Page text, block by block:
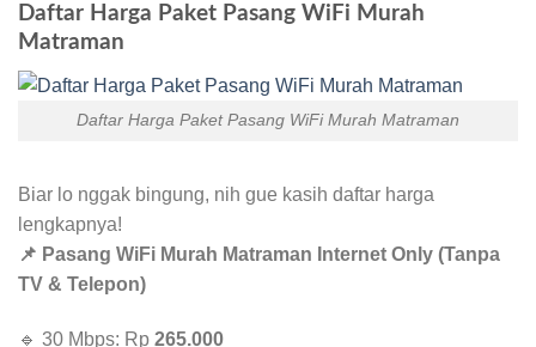
Daftar Harga Paket Pasang WiFi Murah
Matraman
Daftar Harga Paket Pasang WiFi Murah Matraman
Biar lo nggak bingung, nih gue kasih daftar harga
lengkapnya!
📌 Pasang WiFi Murah Matraman Internet Only (Tanpa
TV & Telepon)
🔹 30 Mbps: Rp 265.000